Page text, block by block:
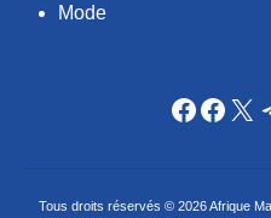
Mode
X
Tous droits réservés © 2026 Afrique